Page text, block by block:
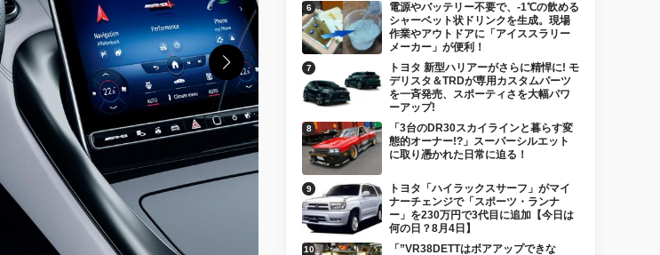
電源やバッテリー不要で、-1℃の飲める
シャーベット状ドリンクを生成。現場
作業やアウトドアに「アイススラリー
メーカー」が便利！
トヨタ 新型ハリアーがさらに精悍に! モ
デリスタ＆TRDが専用カスタムパーツ
を一斉発売、スポーティさを大幅パワ
ーアップ!
「3台のDR30スカイラインと暮らす変
態的オーナー!?」スーパーシルエット
に取り憑かれた日常に迫る！
トヨタ「ハイラックスサーフ」がマイ
ナーチェンジで「スポーツ・ランナ
ー」を230万円で3代目に追加【今日は
何の日？8月4日】
「”VR38DETTはボアアップできな